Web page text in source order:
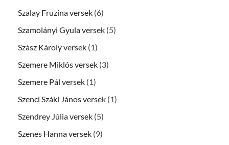
Szalay Fruzina versek (6)
Szamolányi Gyula versek (5)
Szász Károly versek (1)
Szemere Miklós versek (3)
Szemere Pál versek (1)
Szenci Száki János versek (1)
Szendrey Júlia versek (5)
Szenes Hanna versek (9)